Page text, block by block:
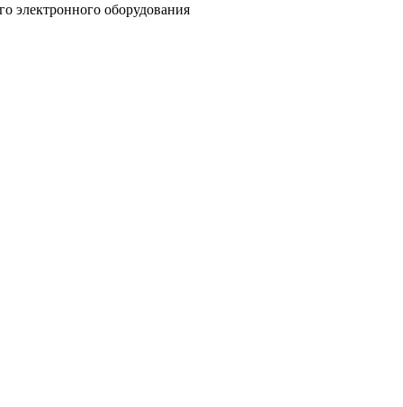
электронного оборудования